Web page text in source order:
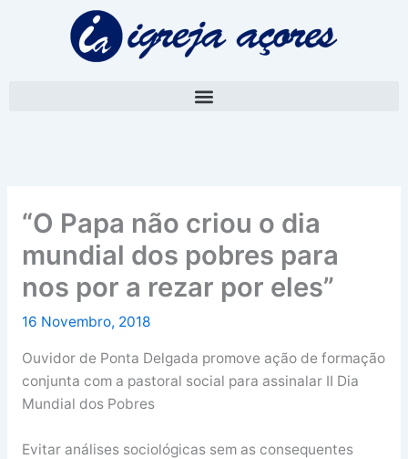
“O Papa não criou o dia
mundial dos pobres para
nos por a rezar por eles”
16 Novembro, 2018
Ouvidor de Ponta Delgada promove ação de formação
conjunta com a pastoral social para assinalar II Dia
Mundial dos Pobres
Evitar análises sociológicas sem as consequentes